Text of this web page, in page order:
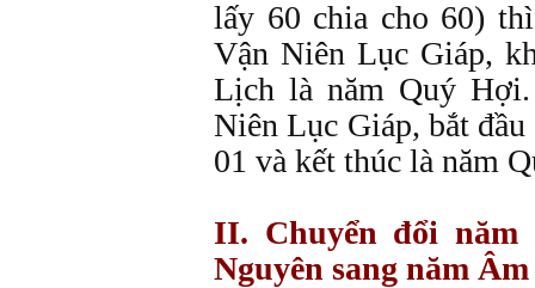
lấy 60 chia cho 60)
Vận Niên Lục Giáp,
Lịch là năm Quý
Niên Lục Giáp, bắt
01 và kết thúc là năm
II. Chuyển đổi năm
Nguyên sang năm